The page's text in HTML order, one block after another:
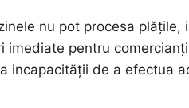
nu pot procesa plățile,
imediate pentru
incapacității de a efectua